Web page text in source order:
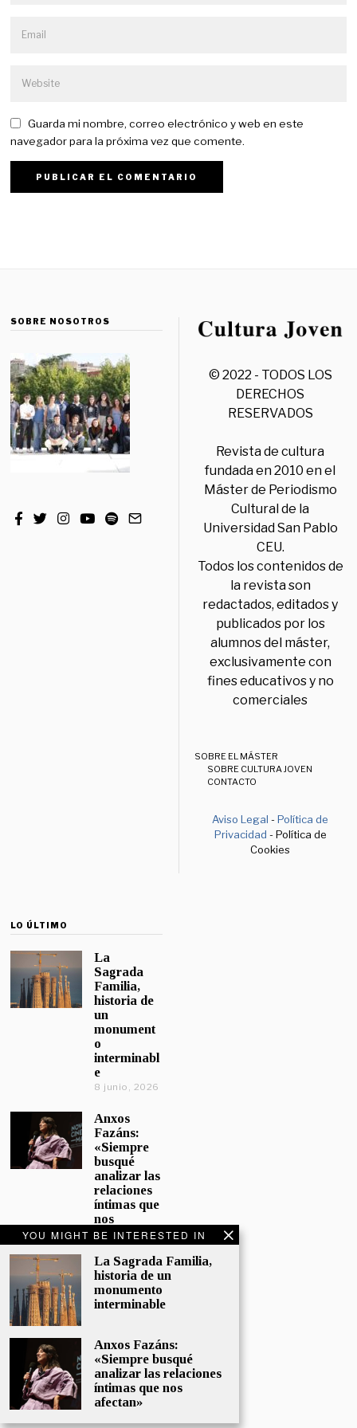
Guarda mi nombre, correo electrónico y web en este
navegador para la próxima vez que comente.
YOU MIGHT BE INTERESTED IN
La Sagrada Familia,
historia de un
monumento
interminable
Anxos Fazáns:
«Siempre busqué
analizar las relaciones
íntimas que nos
afectan»
SOBRE NOSOTROS
© 2022 - TODOS LOS
DERECHOS
RESERVADOS
Revista de cultura
fundada en 2010 en el
Máster de Periodismo
Cultural de la
Universidad San Pablo
CEU.
Todos los contenidos de
la revista son
redactados, editados y
publicados por los
alumnos del máster,
exclusivamente con
fines educativos y no
comerciales
SOBRE EL MÁSTER
SOBRE CULTURA JOVEN
CONTACTO
Aviso Legal -Política de
Privacidad - Política de
Cookies
LO ÚLTIMO
La
Sagrada
Familia,
historia de
un
monument
o
interminabl
e
8 junio, 2026
Anxos
Fazáns:
«Siempre
busqué
analizar las
relaciones
íntimas que
nos
afectan»
5 junio, 2026
El hijo de la
cómica, el
homenaje
Sacristán a
Fernán
Gómez
28 mayo,
2026